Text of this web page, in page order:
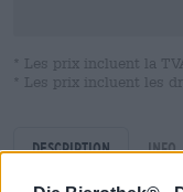
* Les prix incluent la
* Les prix incluent les
Description Info